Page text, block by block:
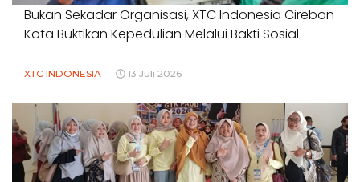
Bukan Sekadar Organisasi, XTC Indonesia Cirebon
Kota Buktikan Kepedulian Melalui Bakti Sosial
XTC INDONESIA 13 Juli 2026